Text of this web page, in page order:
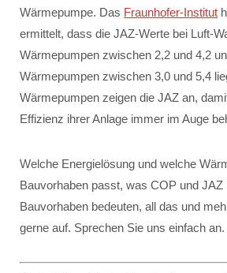
Wärmepumpe. Das Fraunhofer-Institut
ermittelt, dass die JAZ-Werte bei Luft-
Wärmepumpen zwischen 2,2 und 4,2
Wärmepumpen zwischen 3,0 und 5,4
Wärmepumpen zeigen die JAZ an,
Effizienz ihrer Anlage immer im Auge
Welche Energielösung und welche
Bauvorhaben passt, was COP und JAZ
Bauvorhaben bedeuten, all das und
gerne auf. Sprechen Sie uns einfach an.